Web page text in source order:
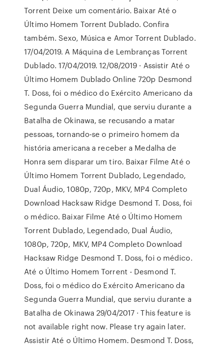
Torrent Deixe um comentário. Baixar Até o
Último Homem Torrent Dublado. Confira
também. Sexo, Música e Amor Torrent Dublado.
17/04/2019. A Máquina de Lembranças Torrent
Dublado. 17/04/2019. 12/08/2019 · Assistir Até o
Último Homem Dublado Online 720p Desmond
T. Doss, foi o médico do Exército Americano da
Segunda Guerra Mundial, que serviu durante a
Batalha de Okinawa, se recusando a matar
pessoas, tornando-se o primeiro homem da
história americana a receber a Medalha de
Honra sem disparar um tiro. Baixar Filme Até o
Último Homem Torrent Dublado, Legendado,
Dual Áudio, 1080p, 720p, MKV, MP4 Completo
Download Hacksaw Ridge Desmond T. Doss, foi
o médico. Baixar Filme Até o Último Homem
Torrent Dublado, Legendado, Dual Áudio,
1080p, 720p, MKV, MP4 Completo Download
Hacksaw Ridge Desmond T. Doss, foi o médico.
Até o Último Homem Torrent - Desmond T.
Doss, foi o médico do Exército Americano da
Segunda Guerra Mundial, que serviu durante a
Batalha de Okinawa 29/04/2017 · This feature is
not available right now. Please try again later.
Assistir Até o Último Homem. Desmond T. Doss,